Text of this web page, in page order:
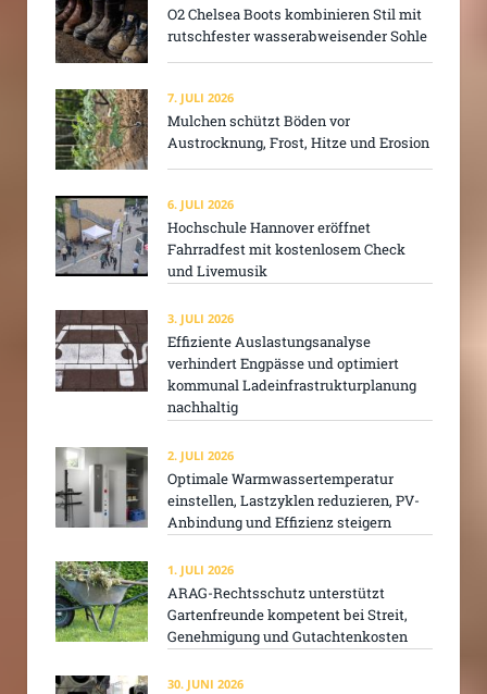
O2 Chelsea Boots kombinieren Stil mit
rutschfester wasserabweisender Sohle
7. JULI 2026
Mulchen schützt Böden vor
Austrocknung, Frost, Hitze und Erosion
6. JULI 2026
Hochschule Hannover eröffnet
Fahrradfest mit kostenlosem Check
und Livemusik
3. JULI 2026
Effiziente Auslastungsanalyse
verhindert Engpässe und optimiert
kommunal Ladeinfrastrukturplanung
nachhaltig
2. JULI 2026
Optimale Warmwassertemperatur
einstellen, Lastzyklen reduzieren, PV-
Anbindung und Effizienz steigern
1. JULI 2026
ARAG-Rechtsschutz unterstützt
Gartenfreunde kompetent bei Streit,
Genehmigung und Gutachtenkosten
30. JUNI 2026